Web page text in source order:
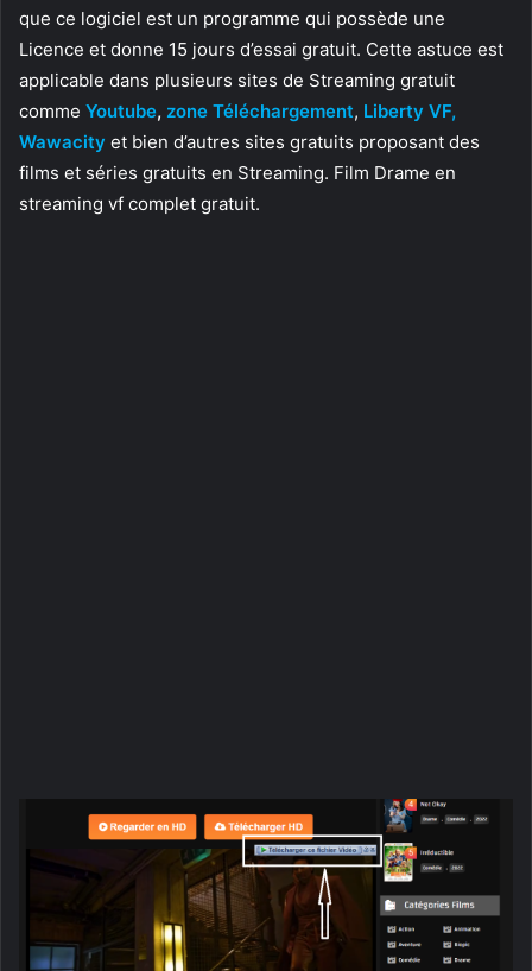
que ce logiciel est un programme qui possède une
Licence et donne 15 jours d’essai gratuit. Cette astuce est
applicable dans plusieurs sites de Streaming gratuit
comme Youtube, zone Téléchargement, Liberty VF,
Wawacity et bien d’autres sites gratuits proposant des
films et séries gratuits en Streaming. Film Drame en
streaming vf complet gratuit.